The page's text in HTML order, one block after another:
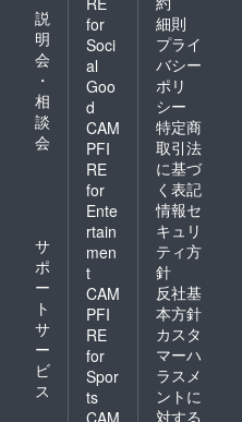
説
明
会
・
相
談
会
サ
ポ
ー
ト
サ
ー
ビ
ス
for
Soci
al
Goo
d
CAM
PFI
RE
for
Ente
rtain
men
t
CAM
PFI
RE
for
Spor
ts
CAM
細則
プライ
バシー
ポリ
シー
特定商
取引法
に基づ
く表記
情報セ
キュリ
ティ方
針
反社基
本方針
カスタ
マーハ
ラスメ
ントに
対する